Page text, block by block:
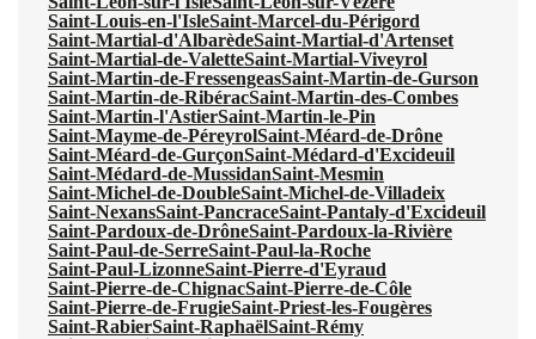
Saint-Louis-en-l'IsleSaint-Marcel-du-Périgord
Saint-Martial-d'AlbarèdeSaint-Martial-d'Artenset
Saint-Martial-de-ValetteSaint-Martial-Viveyrol
Saint-Martin-de-FressengeasSaint-Martin-de-Gurson
Saint-Martin-de-RibéracSaint-Martin-des-Combes
Saint-Martin-l'AstierSaint-Martin-le-Pin
Saint-Mayme-de-PéreyrolSaint-Méard-de-Drône
Saint-Méard-de-GurçonSaint-Médard-d'Excideuil
Saint-Médard-de-MussidanSaint-Mesmin
Saint-Michel-de-DoubleSaint-Michel-de-Villadeix
Saint-NexansSaint-PancraceSaint-Pantaly-d'Excideuil
Saint-Pardoux-de-DrôneSaint-Pardoux-la-Rivière
Saint-Paul-de-SerreSaint-Paul-la-Roche
Saint-Paul-LizonneSaint-Pierre-d'Eyraud
Saint-Pierre-de-ChignacSaint-Pierre-de-Côle
Saint-Pierre-de-FrugieSaint-Priest-les-Fougères
Saint-RabierSaint-RaphaëlSaint-Rémy